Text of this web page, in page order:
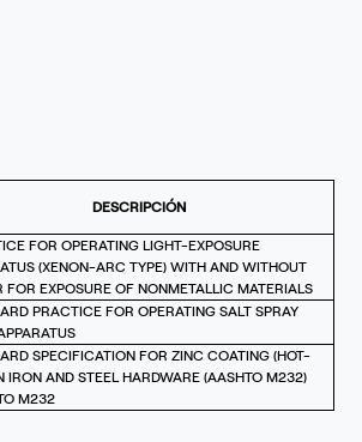
DESCRIPCIÓN
FOR OPERATING LIGHT-EXPOSURE
(XENON-ARC TYPE) WITH AND WITHOUT
FOR EXPOSURE OF NONMETALLIC MATERIALS
PRACTICE FOR OPERATING SALT SPRAY
SPECIFICATION FOR ZINC COATING (HOT-
IRON AND STEEL HARDWARE (AASHTO M232)
M232